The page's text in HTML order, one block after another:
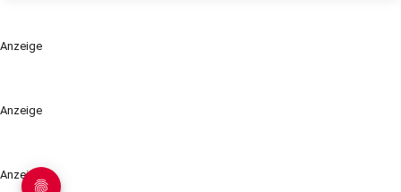
Anzeige
Anzeige
Anzeige